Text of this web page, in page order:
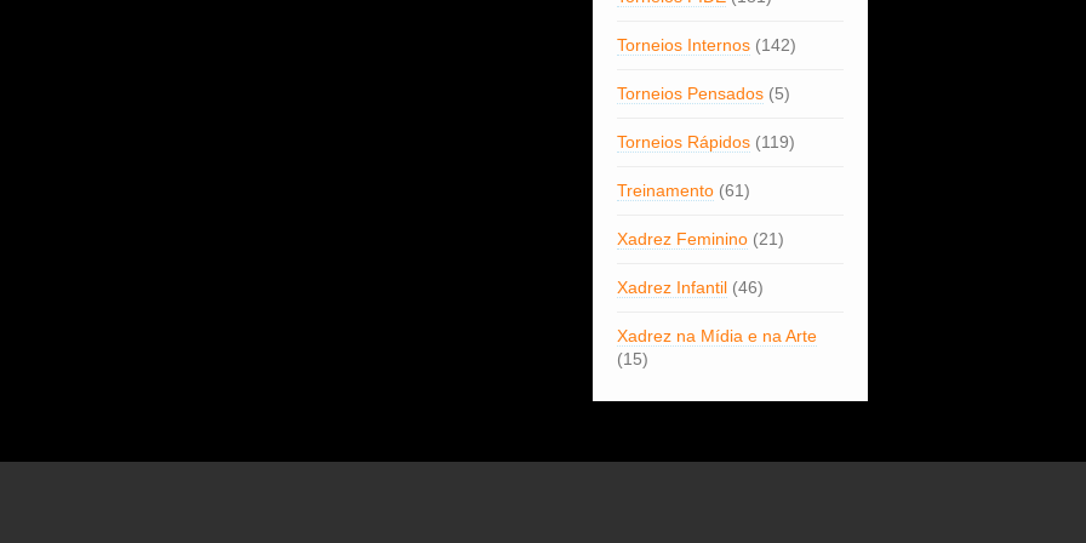
Torneios Internos(142)
Torneios Pensados(5)
Torneios Rápidos(119)
Treinamento(61)
Xadrez Feminino(21)
Xadrez Infantil(46)
Xadrez na Mídia e na Arte
(15)